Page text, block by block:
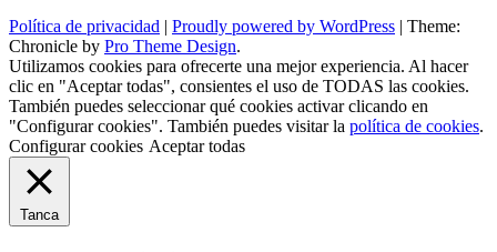
Política de privacidad | Proudly powered by WordPress | Theme:
Chronicle by Pro Theme Design.
Utilizamos cookies para ofrecerte una mejor experiencia. Al hacer
clic en "Aceptar todas", consientes el uso de TODAS las cookies.
También puedes seleccionar qué cookies activar clicando en
"Configurar cookies". También puedes visitar la política de cookies.
Configurar cookies Aceptar todas
Tanca